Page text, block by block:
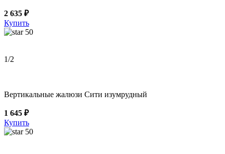
2 635 ₽
Купить
50
1/2
Вертикальные жалюзи Сити изумрудный
1 645 ₽
Купить
50